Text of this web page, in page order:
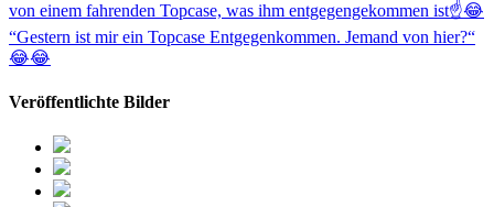
von einem fahrenden Topcase, was ihm entgegengekommen ist☝️😂
“Gestern ist mir ein Topcase Entgegenkommen. Jemand von hier?“
😂😂
Veröffentlichte Bilder